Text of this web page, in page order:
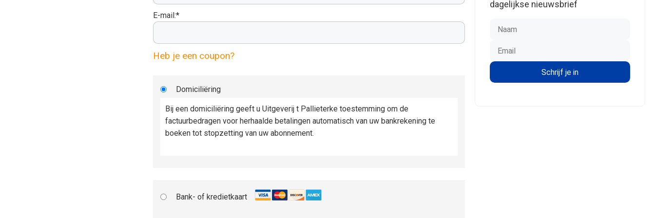
E-mail:*
Heb je een coupon?
Domiciliëring
Bij een domiciliëring geeft u Uitgeverij t Pallieterke toestemming om de
factuurbedragen voor herhaalde betalingen automatisch van uw bankrekening te
boeken tot stopzetting van uw abonnement.
Bank- of kredietkaart
dagelijkse nieuwsbrief